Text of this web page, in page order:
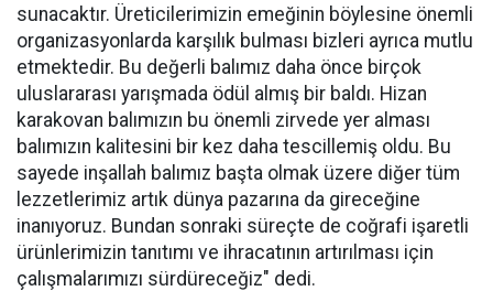
sunacaktır. Üreticilerimizin emeğinin böylesine önemli
organizasyonlarda karşılık bulması bizleri ayrıca mutlu
etmektedir. Bu değerli balımız daha önce birçok
uluslararası yarışmada ödül almış bir baldı. Hizan
karakovan balımızın bu önemli zirvede yer alması
balımızın kalitesini bir kez daha tescillemiş oldu. Bu
sayede inşallah balımız başta olmak üzere diğer tüm
lezzetlerimiz artık dünya pazarına da gireceğine
inanıyoruz. Bundan sonraki süreçte de coğrafi işaretli
ürünlerimizin tanıtımı ve ihracatının artırılması için
çalışmalarımızı sürdüreceğiz" dedi.